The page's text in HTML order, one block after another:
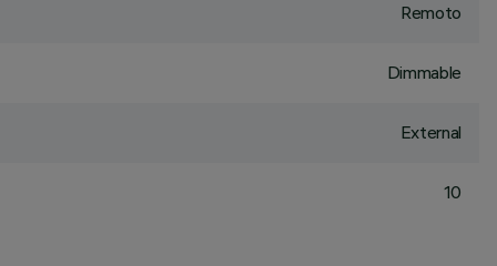
Remoto
Dimmable
External
10